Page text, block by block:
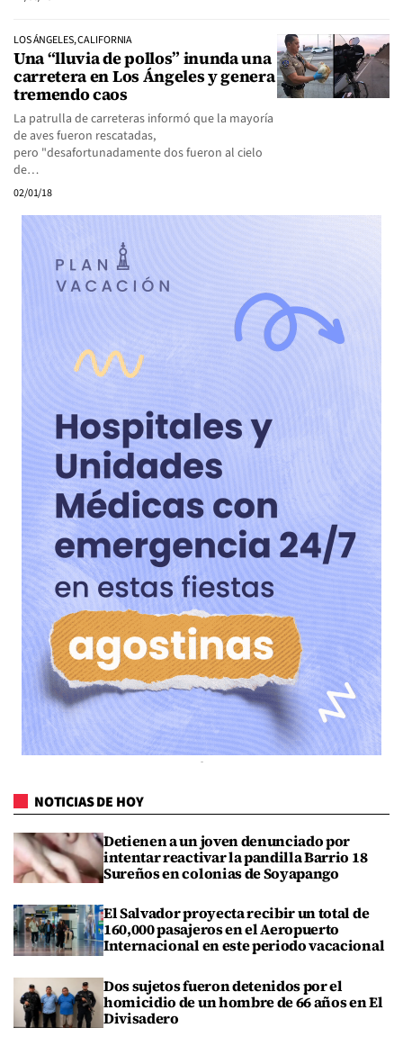
LOS ÁNGELES, CALIFORNIA
Una “lluvia de pollos” inunda una
carretera en Los Ángeles y genera
tremendo caos
La patrulla de carreteras informó que la mayoría
de aves fueron rescatadas,
pero "desafortunadamente dos fueron al cielo
de…
02/01/18
NOTICIAS DE HOY
Detienen a un joven denunciado por
intentar reactivar la pandilla Barrio 18
Sureños en colonias de Soyapango
El Salvador proyecta recibir un total de
160,000 pasajeros en el Aeropuerto
Internacional en este periodo vacacional
Dos sujetos fueron detenidos por el
homicidio de un hombre de 66 años en El
Divisadero